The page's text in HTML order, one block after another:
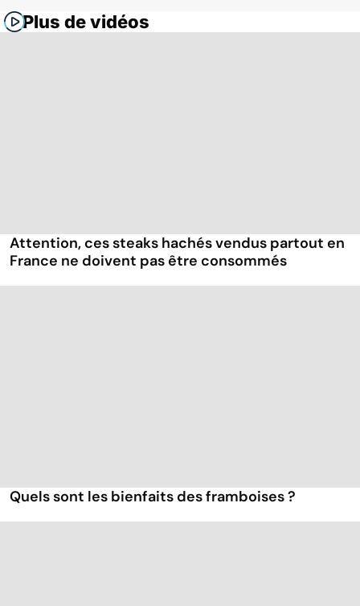
Plus de vidéos
Attention, ces steaks hachés vendus partout en
France ne doivent pas être consommés
Quels sont les bienfaits des framboises ?